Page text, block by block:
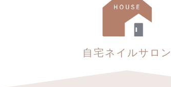
自宅ネイルサロン